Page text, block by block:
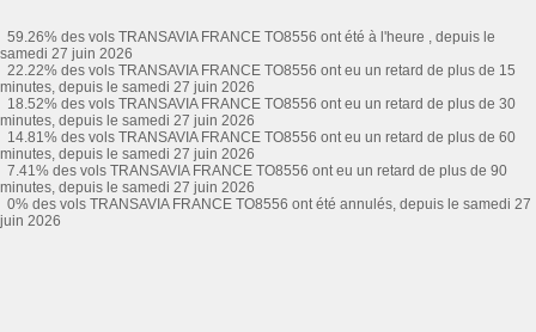
59.26% des vols TRANSAVIA FRANCE TO8556 ont été à l'heure , depuis le
samedi 27 juin 2026
22.22% des vols TRANSAVIA FRANCE TO8556 ont eu un retard de plus de 15
minutes, depuis le samedi 27 juin 2026
18.52% des vols TRANSAVIA FRANCE TO8556 ont eu un retard de plus de 30
minutes, depuis le samedi 27 juin 2026
14.81% des vols TRANSAVIA FRANCE TO8556 ont eu un retard de plus de 60
minutes, depuis le samedi 27 juin 2026
7.41% des vols TRANSAVIA FRANCE TO8556 ont eu un retard de plus de 90
minutes, depuis le samedi 27 juin 2026
0% des vols TRANSAVIA FRANCE TO8556 ont été annulés, depuis le samedi 27
juin 2026